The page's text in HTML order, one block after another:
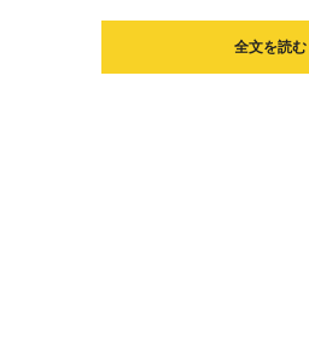
全文を読む